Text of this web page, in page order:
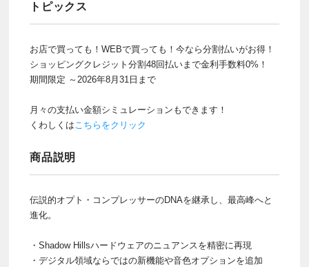
トピックス
お店で買っても！WEBで買っても！今なら分割払いがお得！
ショッピングクレジット分割48回払いまで金利手数料0%！
期間限定 ～2026年8月31日まで
月々の支払い金額シミュレーションもできます！
くわしくはこちらをクリック
商品説明
伝説的オプト・コンプレッサーのDNAを継承し、最高峰へと
進化。
・Shadow Hillsハードウェアのニュアンスを精密に再現
・デジタル領域ならではの新機能や音色オプションを追加